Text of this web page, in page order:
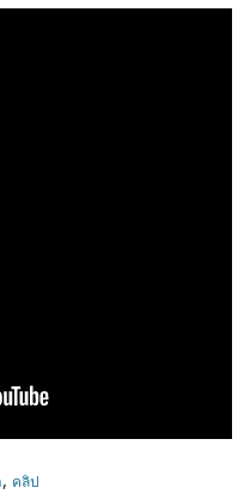
, คลิป